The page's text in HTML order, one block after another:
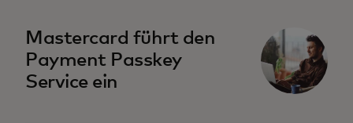
Mastercard führt den
Payment Passkey
Service ein